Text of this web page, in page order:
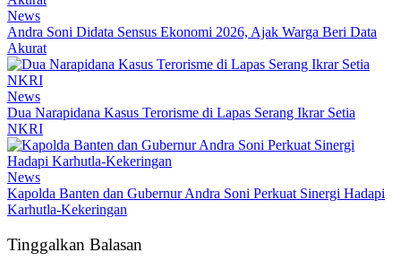
News
Andra Soni Didata Sensus Ekonomi 2026, Ajak Warga Beri Data
Akurat
News
Dua Narapidana Kasus Terorisme di Lapas Serang Ikrar Setia
NKRI
News
Kapolda Banten dan Gubernur Andra Soni Perkuat Sinergi Hadapi
Karhutla-Kekeringan
Tinggalkan Balasan